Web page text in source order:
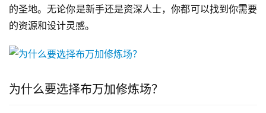
的圣地。无论你是新手还是资深人士，你都可以找到你需要
的资源和设计灵感。
为什么要选择布万加修炼场？